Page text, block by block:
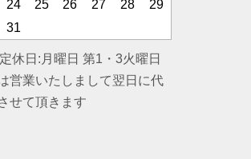
24 25 26 27 28
29
31
定休日:月曜日 第1・3火曜日
営業いたしまして翌日に代
せて頂きます